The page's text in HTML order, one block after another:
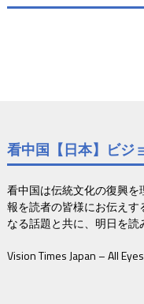
看中国【日本】ビジ
看中国は伝統文化の復興
報を読者の皆様にお伝え
なる話題と共に、明日を読
Vision Times Japan – All